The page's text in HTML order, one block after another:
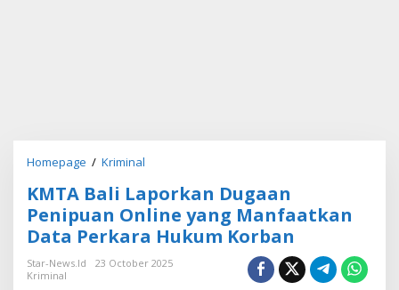
Homepage / Kriminal
T
A
B
a
l
KMTA Bali Laporkan Dugaan
Penipuan Online yang Manfaatkan
Data Perkara Hukum Korban
Star-News.id
23 October 2025
Kriminal